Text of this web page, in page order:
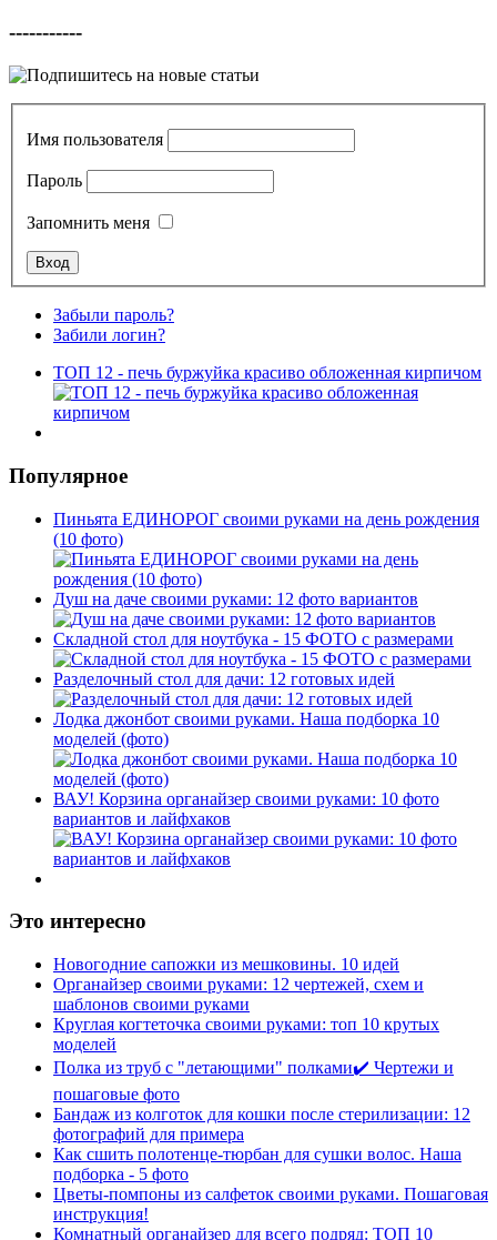
-----------
Имя пользователя
Пароль
Запомнить меня
Забыли пароль?
Забили логин?
ТОП 12 - печь буржуйка красиво обложенная кирпичом
Популярное
Пиньята ЕДИНОРОГ своими руками на день рождения
(10 фото)
Душ на даче своими руками: 12 фото вариантов
Складной стол для ноутбука - 15 ФОТО с размерами
Разделочный стол для дачи: 12 готовых идей
Лодка джонбот своими руками. Наша подборка 10
моделей (фото)
ВАУ! Корзина органайзер своими руками: 10 фото
вариантов и лайфхаков
Это интересно
Новогодние сапожки из мешковины. 10 идей
Органайзер своими руками: 12 чертежей, схем и
шаблонов своими руками
Круглая когтеточка своими руками: топ 10 крутых
моделей
Полка из труб с "летающими" полками✔️ Чертежи и
пошаговые фото
Бандаж из колготок для кошки после стерилизации: 12
фотографий для примера
Как сшить полотенце-тюрбан для сушки волос. Наша
подборка - 5 фото
Цветы-помпоны из салфеток своими руками. Пошаговая
инструкция!
Комнатный органайзер для всего подряд: ТОП 10